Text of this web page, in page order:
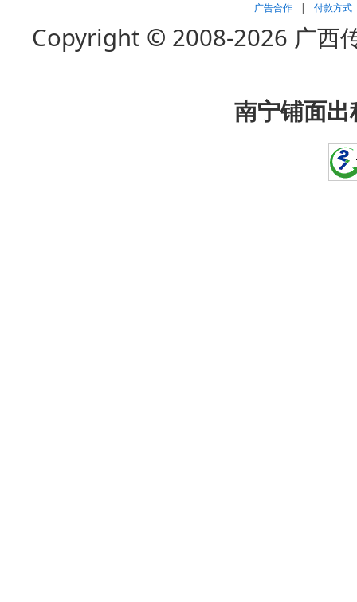
广告合作 | 付款方式
Copyright © 2008-2026 广西
南宁铺面出